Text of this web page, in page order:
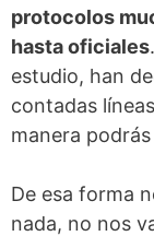
protocolos
hasta oficiales
estudio, han
contadas
manera
De esa forma
nada, no nos